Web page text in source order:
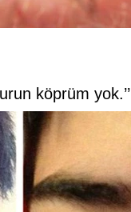
köprüm yok.’’